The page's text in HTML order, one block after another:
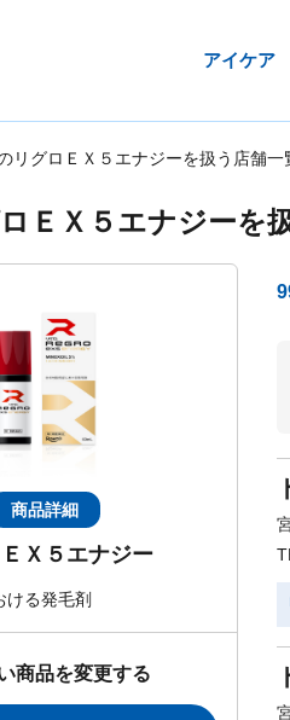
アイケア
リグロＥＸ５エナジーを扱う店舗一
ＥＸ５エナジーを
商品詳細
Ｘ５エナジー
ける発毛剤
商品を変更する